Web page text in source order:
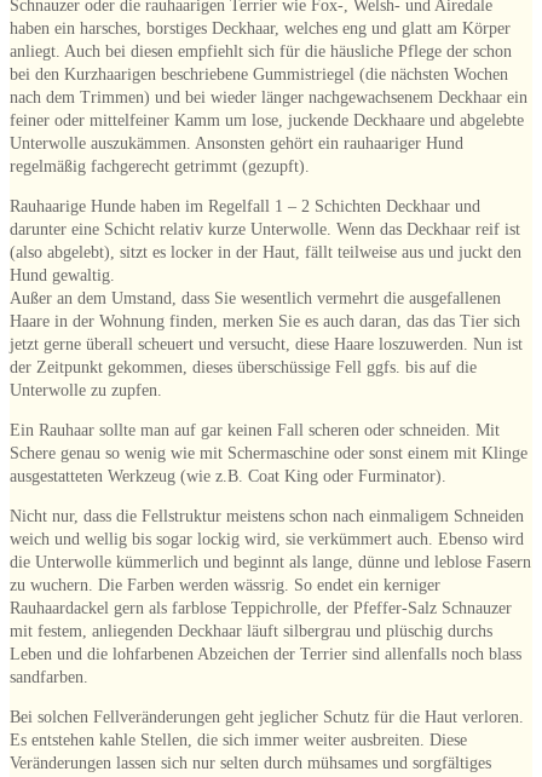
Schnauzer oder die rauhaarigen Terrier wie Fox-, Welsh- und Airedale
haben ein harsches, borstiges Deckhaar, welches eng und glatt am Körper
anliegt. Auch bei diesen empfiehlt sich für die häusliche Pflege der schon
bei den Kurzhaarigen beschriebene Gummistriegel (die nächsten Wochen
nach dem Trimmen) und bei wieder länger nachgewachsenem Deckhaar ein
feiner oder mittelfeiner Kamm um lose, juckende Deckhaare und abgelebte
Unterwolle auszukämmen. Ansonsten gehört ein rauhaariger Hund
regelmäßig fachgerecht getrimmt (gezupft).
Rauhaarige Hunde haben im Regelfall 1 – 2 Schichten Deckhaar und
darunter eine Schicht relativ kurze Unterwolle. Wenn das Deckhaar reif ist
(also abgelebt), sitzt es locker in der Haut, fällt teilweise aus und juckt den
Hund gewaltig.
Außer an dem Umstand, dass Sie wesentlich vermehrt die ausgefallenen
Haare in der Wohnung finden, merken Sie es auch daran, das das Tier sich
jetzt gerne überall scheuert und versucht, diese Haare loszuwerden. Nun ist
der Zeitpunkt gekommen, dieses überschüssige Fell ggfs. bis auf die
Unterwolle zu zupfen.
Ein Rauhaar sollte man auf gar keinen Fall scheren oder schneiden. Mit
Schere genau so wenig wie mit Schermaschine oder sonst einem mit Klinge
ausgestatteten Werkzeug (wie z.B. Coat King oder Furminator).
Nicht nur, dass die Fellstruktur meistens schon nach einmaligem Schneiden
weich und wellig bis sogar lockig wird, sie verkümmert auch. Ebenso wird
die Unterwolle kümmerlich und beginnt als lange, dünne und leblose Fasern
zu wuchern. Die Farben werden wässrig. So endet ein kerniger
Rauhaardackel gern als farblose Teppichrolle, der Pfeffer-Salz Schnauzer
mit festem, anliegenden Deckhaar läuft silbergrau und plüschig durchs
Leben und die lohfarbenen Abzeichen der Terrier sind allenfalls noch blass
sandfarben.
Bei solchen Fellveränderungen geht jeglicher Schutz für die Haut verloren.
Es entstehen kahle Stellen, die sich immer weiter ausbreiten. Diese
Veränderungen lassen sich nur selten durch mühsames und sorgfältiges